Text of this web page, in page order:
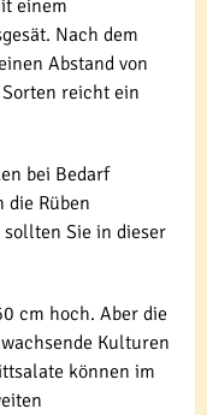
einem
Nach dem
Abstand von
reicht ein
bei Bedarf
die Rüben
Sie in dieser
cm hoch. Aber die
Kulturen
können im